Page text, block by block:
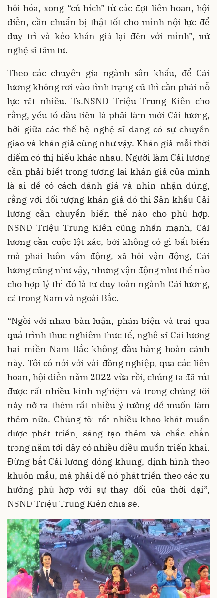
hội hóa, xong “cú hích” từ các đợt liên hoan, hội
diễn, cần chuẩn bị thật tốt cho mình nội lực để
duy trì và kéo khán giả lại đến với mình”, nữ
nghệ sĩ tâm tư.
Theo các chuyên gia ngành sân khấu, để Cải
lương không rơi vào tình trạng cũ thì cần phải nỗ
lực rất nhiều. Ts.NSND Triệu Trung Kiên cho
rằng, yếu tố đầu tiên là phải làm mới Cải lương,
bởi giữa các thế hệ nghệ sĩ đang có sự chuyển
giao và khán giả cũng như vậy. Khán giả mỗi thời
điểm có thị hiếu khác nhau. Người làm Cải lương
cần phải biết trong tương lai khán giả của mình
là ai để có cách đánh giá và nhìn nhận đúng,
rằng với đối tượng khán giả đó thì Sân khấu Cải
lương cần chuyển biến thế nào cho phù hợp.
NSND Triệu Trung Kiên cũng nhấn mạnh, Cải
lương cần cuộc lột xác, bởi không có gì bất biến
mà phải luôn vận động, xã hội vận động, Cải
lương cũng như vậy, nhưng vận động như thế nào
cho hợp lý thì đó là tư duy toàn ngành Cải lương,
cả trong Nam và ngoài Bắc.
“Ngồi với nhau bàn luận, phản biện và trải qua
quá trình thực nghiệm thực tế, nghệ sĩ Cải lương
hai miền Nam Bắc không đầu hàng hoàn cảnh
này. Tôi có nói với vài đồng nghiệp, qua các liên
hoan, hội diễn năm 2022 vừa rồi, chúng ta đã rút
được rất nhiều kinh nghiệm và trong chúng tôi
nảy nở ra thêm rất nhiều ý tưởng để muốn làm
thêm nữa. Chúng tôi rất nhiều khao khát muốn
được phát triển, sáng tạo thêm và chắc chắn
trong năm tới đây có nhiều điều muốn triển khai.
Đừng bắt Cải lương đóng khung, định hình theo
khuôn mẫu, mà phải để nó phát triển theo các xu
hướng phù hợp với sự thay đổi của thời đại”,
NSND Triệu Trung Kiên chia sẻ.